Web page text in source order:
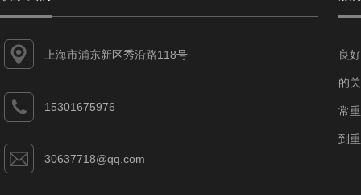
上海市浦东新区秀沿路118号
15301675976
30637718@qq.com
良
的
常
到